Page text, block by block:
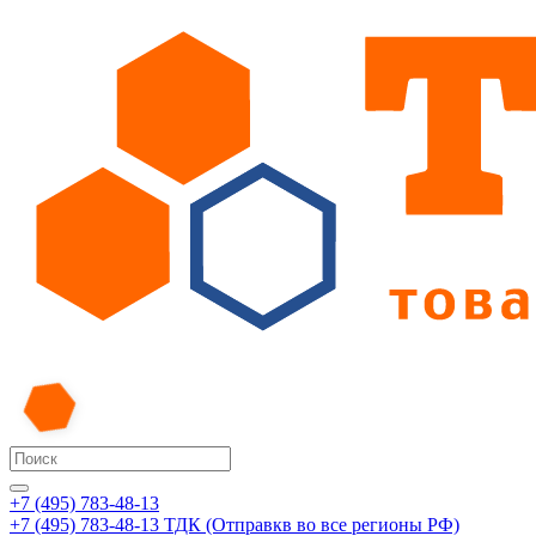
+7 (495) 783-48-13
+7 (495) 783-48-13 ТДК (Отправкв во все регионы РФ)